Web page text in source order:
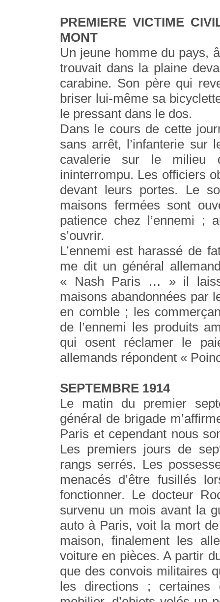
PREMIERE VICTIME
MONT
Un jeune homme du pays,
trouvait dans la plaine
carabine. Son père qui
briser lui-même sa
le pressant dans le dos.
Dans le cours de cette
sans arrêt, l’infanterie sur
cavalerie sur le milieu
ininterrompu. Les officiers
devant leurs portes. Le
maisons fermées sont
patience chez l’ennemi ;
s’ouvrir.
L’ennemi est harassé de
me dit un général
« Nash Paris … » il
maisons abandonnées par
en comble ; les
de l’ennemi les produits
qui osent réclamer le
allemands répondent «
SEPTEMBRE 1914
Le matin du premier
général de brigade
Paris et cependant nous
Les premiers jours de
rangs serrés. Les
menacés d’être fusillés
fonctionner. Le docteur
survenu un mois avant la
auto à Paris, voit la mort
maison, finalement les
voiture en pièces. A partir
que des convois militaires
les directions ;